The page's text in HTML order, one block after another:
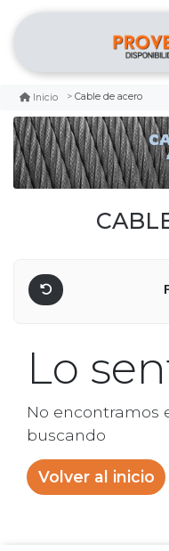
Inicio Cable de acero
Lo
No encontramos
buscando
Volver al inicio